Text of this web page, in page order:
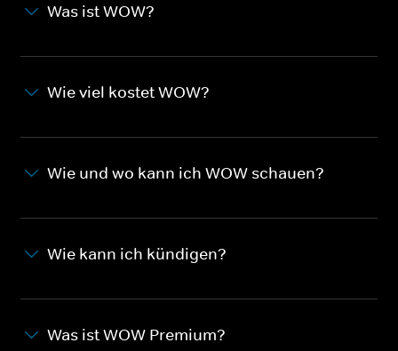
Was ist WOW?
Wie viel kostet WOW?
Wie und wo kann ich WOW schauen?
Wie kann ich kündigen?
Was ist WOW Premium?